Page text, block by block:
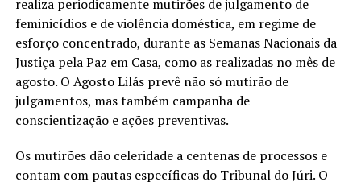
realiza periodicamente mutirões de julgamento de
feminicídios e de violência doméstica, em regime de
esforço concentrado, durante as Semanas Nacionais da
Justiça pela Paz em Casa, como as realizadas no mês de
agosto. O Agosto Lilás prevê não só mutirão de
julgamentos, mas também campanha de
conscientização e ações preventivas.
Os mutirões dão celeridade a centenas de processos e
contam com pautas específicas do Tribunal do Júri. O